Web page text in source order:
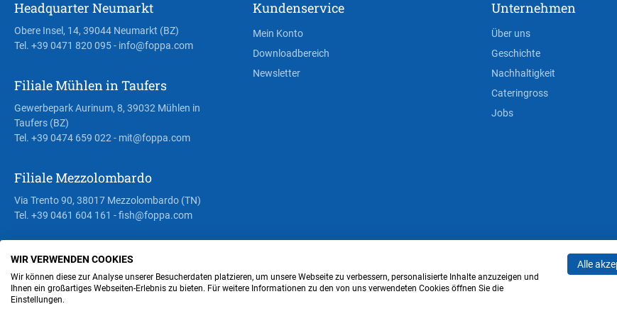
Headquarter Neumarkt
Obere Insel, 14, 39044 Neumarkt (BZ)
Tel. +39 0471 820 095- info@foppa.com
Filiale Mühlen in Taufers
Gewerbepark Aurinum, 8, 39032 Mühlen in
Taufers (BZ)
Tel. +39 0474 659 022 - mit@foppa.com
Filiale Mezzolombardo
Via Trento 90, 38017 Mezzolombardo (TN)
Tel. +39 0461 604 161 - fish@foppa.com
Kundenservice
Mein Konto
Downloadbereich
Newsletter
Unternehmen
Über uns
Geschichte
Nachhaltigkeit
Cateringross
Jobs
Steuer- und MwSt.- Nr. IT00676670219 AGB Privacy Policy Impressum
Cookie-
WIR VERWENDEN COOKIES
Wir können diese zur Analyse unserer Besucherdaten platzieren, um unsere Webseite zu verbessern, personalisierte Inhalte anzuzeigen und
Ihnen ein großartiges Webseiten-Erlebnis zu bieten. Für weitere Informationen zu den von uns verwendeten Cookies öffnen Sie die
Einstellungen.
Alle